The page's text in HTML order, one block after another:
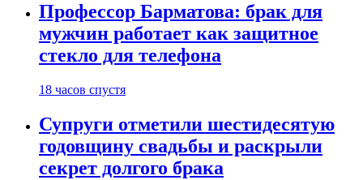
Профессор Барматова: брак для
мужчин работает как защитное
стекло для телефона
18 часов спустя
Супруги отметили шестидесятую
годовщину свадьбы и раскрыли
секрет долгого брака